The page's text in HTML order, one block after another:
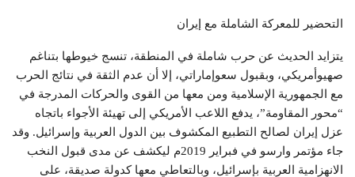
التحضير للمعركة الشاملة مع إيران
يتزايد الحديث عن حرب شاملة في المنطقة، تنسج خيوطها بتناغم
صهيوأمريكي، وبقبول سعوإماراتي، إلا أن عدم الثقة في نتائج الحرب
مع الجمهورية الإسلامية ومن معها من القوى والحركات المدرجة في
“محور المقاومة”، يدفع اللاعب الأمريكي إلى تهيئة الأجواء باتجاه
عزل إيران لصالح التطبيع المكشوف بين الدول العربية وإسرائيل. وقد
جاء مؤتمر وارسو في فبراير 2019م ليكشف عن مدى قبول النخب
الانهزامية العربية بإسرائيل، وبالتعاطي معها كدولة صديقة، على